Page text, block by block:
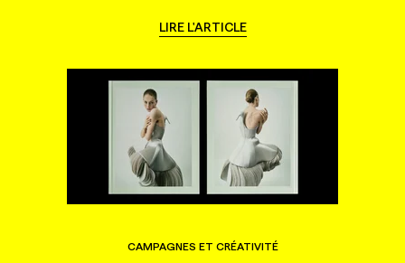
LIRE L'ARTICLE
CAMPAGNES ET CRÉATIVITÉ